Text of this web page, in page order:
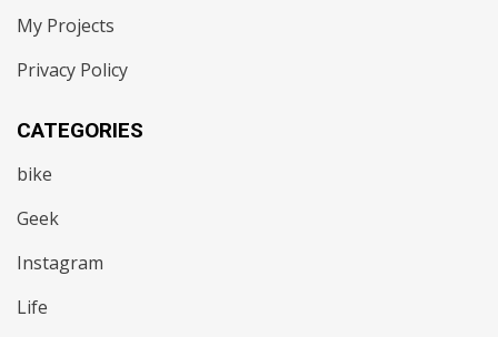
My Projects
Privacy Policy
CATEGORIES
bike
Geek
Instagram
Life